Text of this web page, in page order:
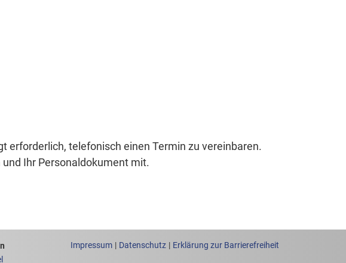
erforderlich, telefonisch einen Termin zu vereinbaren.
Ihr Personaldokument mit.
Impressum Datenschutz Erklärung zur Barrierefreiheit